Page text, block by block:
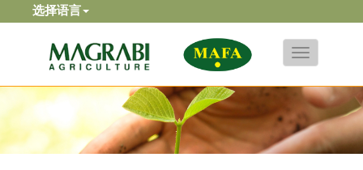
选择语言
Toggle
navigation